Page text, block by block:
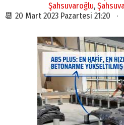
Şahsuvaroğlu,
📆 20 Mart 2023 Pazartesi 21:20